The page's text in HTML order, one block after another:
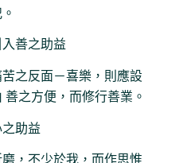
之助益
之反面－喜樂，則應設
之方便，而修行善業。
助益
，不少於我，而作思惟